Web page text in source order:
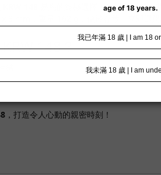
是您的終極選擇！沉浸在性感世
KRW 148？
，打造令人心動的親密時刻！